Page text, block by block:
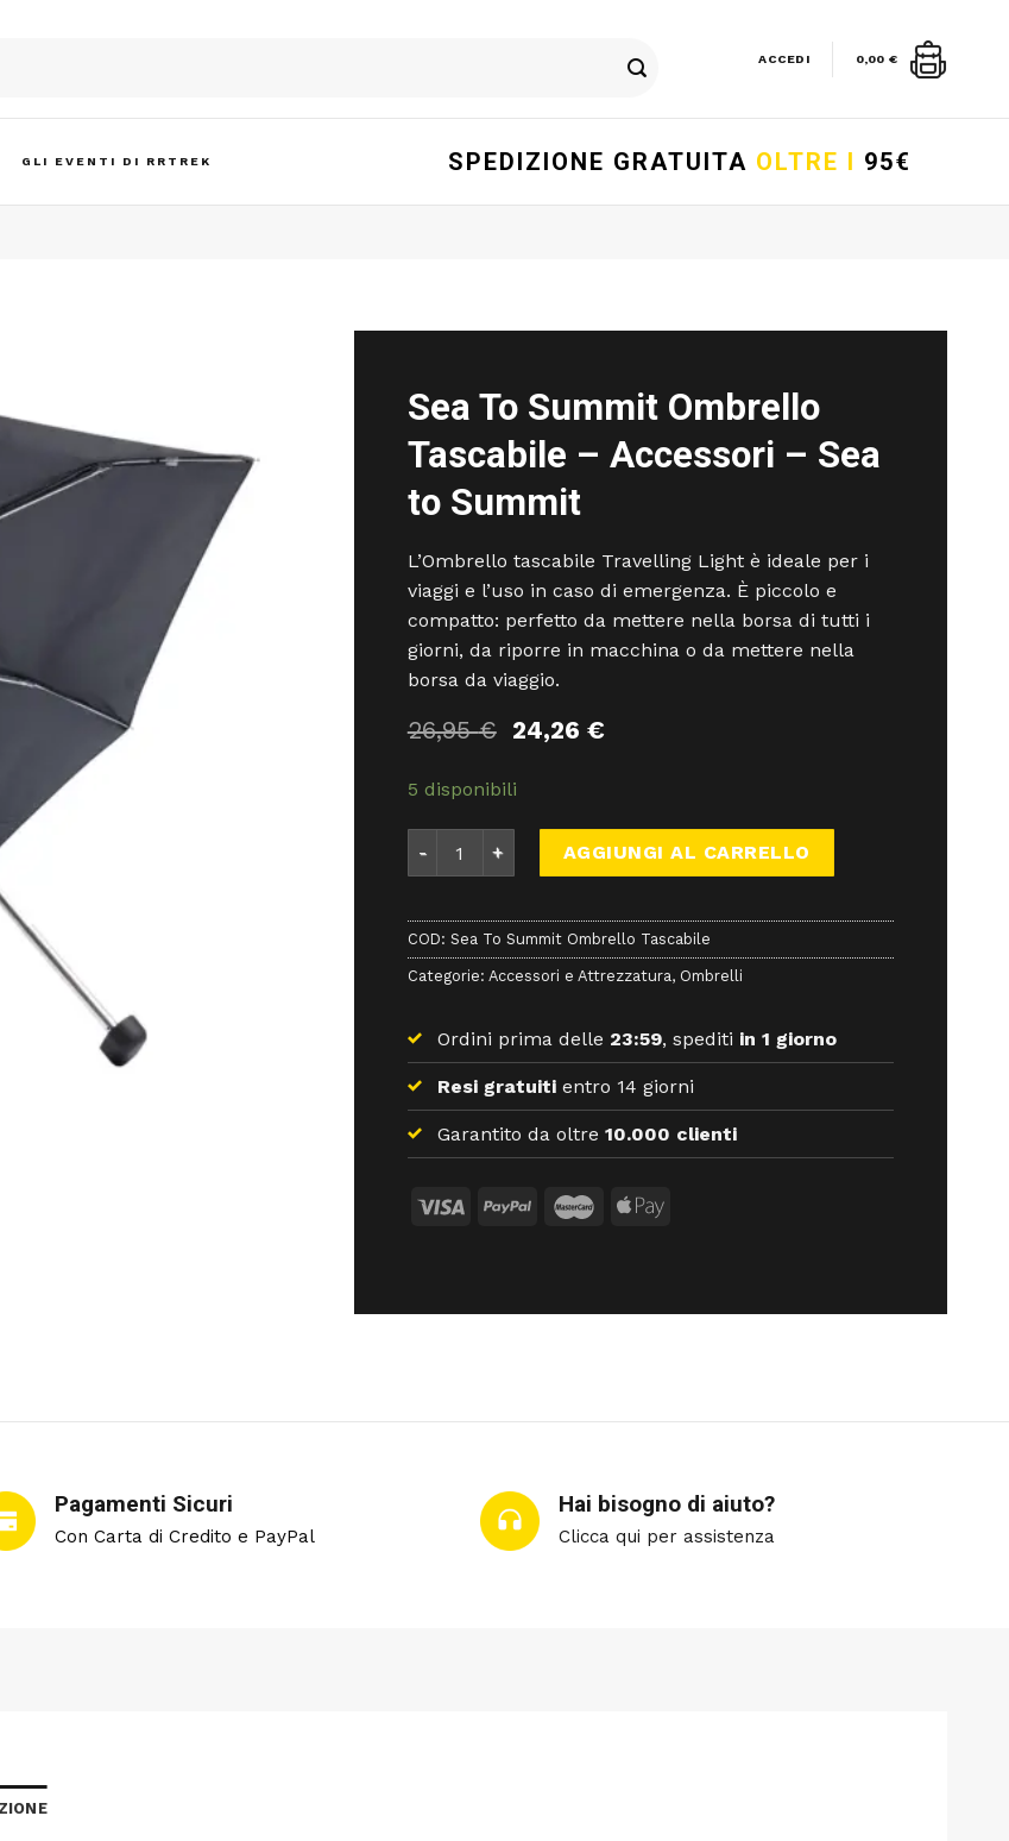
ACCEDI 0,00 €
GLI EVENTI DI RRTREK SPEDIZIONE GRATUITA OLTRE I 95€
Sea To Summit Ombrello
Tascabile – Accessori – Sea
to Summit
L’Ombrello tascabile Travelling Light è ideale per i
viaggi e l’uso in caso di emergenza. È piccolo e
compatto: perfetto da mettere nella borsa di tutti i
giorni, da riporre in macchina o da mettere nella
borsa da viaggio.
26,95€ Il
prezzo
originale
era:
26,95 €.
24,26 €Il
24,26 €.
5 disponibili
AGGIUNGI AL CARRELLO
COD: Sea To Summit Ombrello Tascabile
Categorie: Accessori e Attrezzatura, Ombrelli
Ordini prima delle 23:59, spediti in 1 giorno
Resi gratuitientro 14 giorni
Garantito da oltre 10.000 clienti
Pagamenti Sicuri
Con Carta di Credito e PayPal
Hai bisogno di aiuto?
Clicca qui per assistenza